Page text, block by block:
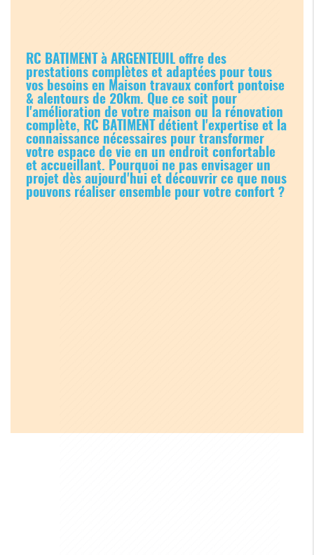
RC BATIMENT à ARGENTEUIL offre des
prestations complètes et adaptées pour tous
vos besoins en Maison travaux confort pontoise
& alentours de 20km. Que ce soit pour
l'amélioration de votre maison ou la rénovation
complète, RC BATIMENT détient l'expertise et la
connaissance nécessaires pour transformer
votre espace de vie en un endroit confortable
et accueillant. Pourquoi ne pas envisager un
projet dès aujourd'hui et découvrir ce que nous
pouvons réaliser ensemble pour votre confort ?